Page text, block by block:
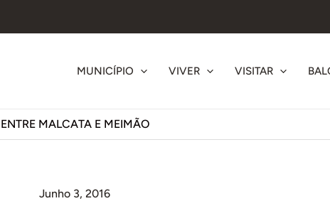
MUNICÍPIO VIVER VISITAR
MALCATA E MEIMÃO
Junho 3, 2016